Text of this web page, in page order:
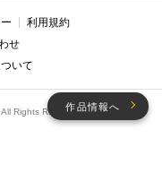
作品情報へ
利用規約
せ
いて
Rights Reserved.